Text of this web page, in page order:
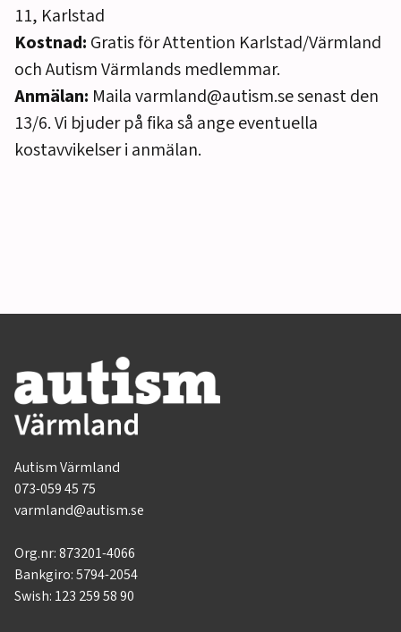
11, Karlstad
Kostnad: Gratis för Attention Karlstad/Värmland
och Autism Värmlands medlemmar.
Anmälan: Maila varmland@autism.se senast den
13/6. Vi bjuder på fika så ange eventuella
kostavvikelser i anmälan.
Autism Värmland
073-059 45 75
varmland@autism.se
Org.nr: 873201-4066
Bankgiro: 5794-2054
Swish: 123 259 58 90